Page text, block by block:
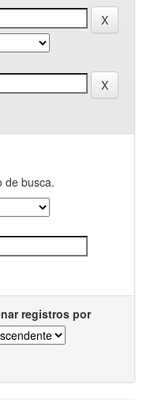
de busca.
registros por